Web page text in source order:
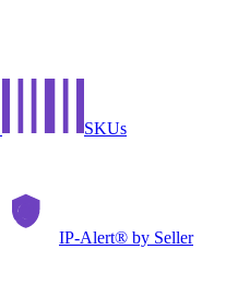
SKUs
IP-Alert® by Seller